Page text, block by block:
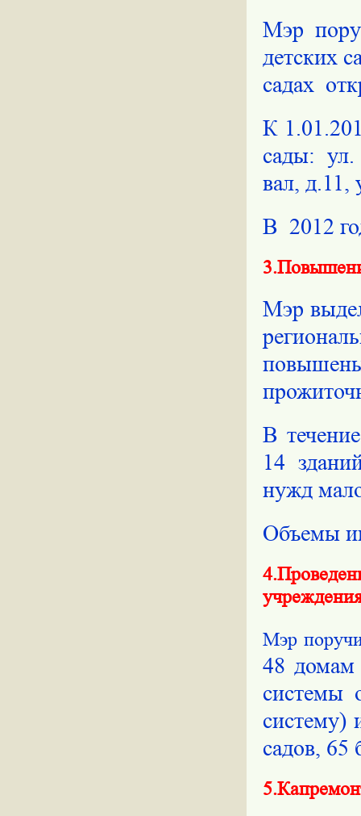
Мэр
детских
садах
К
сады:
вал, д.11,
В 2012
Мэр
В
14
нужд
Объемы
Мэр
48 домам
системы
систему)
садов,